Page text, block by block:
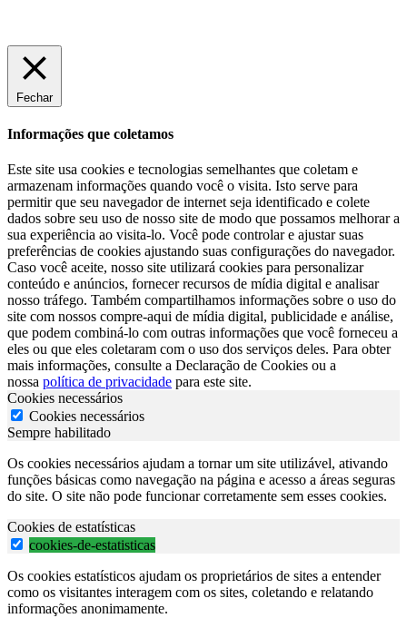
Fechar
Informações que coletamos
Este site usa cookies e tecnologias semelhantes que coletam e
armazenam informações quando você o visita. Isto serve para
permitir que seu navegador de internet seja identificado e colete
dados sobre seu uso de nosso site de modo que possamos melhorar a
sua experiência ao visita-lo. Você pode controlar e ajustar suas
preferências de cookies ajustando suas configurações do navegador.
Caso você aceite, nosso site utilizará cookies para personalizar
conteúdo e anúncios, fornecer recursos de mídia digital e analisar
nosso tráfego. Também compartilhamos informações sobre o uso do
site com nossos compre-aqui de mídia digital, publicidade e análise,
que podem combiná-lo com outras informações que você forneceu a
eles ou que eles coletaram com o uso dos serviços deles. Para obter
mais informações, consulte a Declaração de Cookies ou a
nossa política de privacidade para este site.
Cookies necessários
Cookies necessários
Sempre habilitado
Os cookies necessários ajudam a tornar um site utilizável, ativando
funções básicas como navegação na página e acesso a áreas seguras
do site. O site não pode funcionar corretamente sem esses cookies.
Cookies de estatísticas
cookies-de-estatisticas
Os cookies estatísticos ajudam os proprietários de sites a entender
como os visitantes interagem com os sites, coletando e relatando
informações anonimamente.